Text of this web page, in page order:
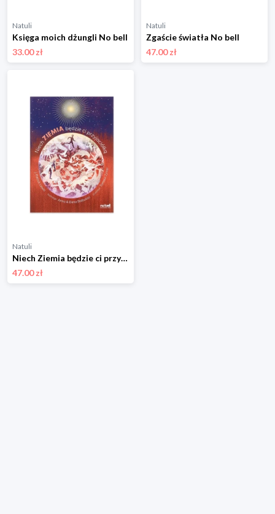
Natuli
Księga moich dżungli No bell
33.00 zł
Natuli
Zgaście światła No bell
47.00 zł
Natuli
Niech Ziemia będzie ci przyjaciółką No bell
47.00 zł